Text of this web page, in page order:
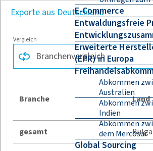
E-Commerce
Entwaldungsfreie
Erweiterte
(EPR) in Europa
Abkommen
Australien
Abkommen
Indien
Abkommen
dem Mercosur
Global Sourcing
Exporte aus Deutschland
Vergleich
Branche Land
gesamt